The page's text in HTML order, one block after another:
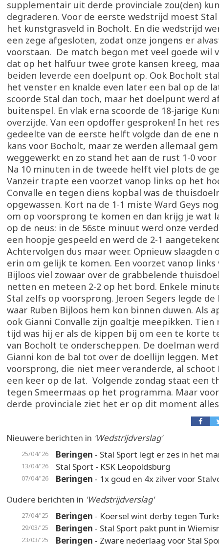
supplementair uit derde provinciale zou(den)
degraderen. Voor de eerste wedstrijd moest
het kunstgrasveld in Bocholt. En die wedstrijd
een zege afgesloten, zodat onze jongens er
voorstaan. De match begon met veel goede wil
dat op het halfuur twee grote kansen kreeg,
beiden leverde een doelpunt op. Ook Bocholt
het venster en knalde even later een bal op de
scoorde Stal dan toch, maar het doelpunt werd
buitenspel. En vlak erna scoorde de 18-jarige
overzijde. Van een opdoffer gesproken! In het
gedeelte van de eerste helft volgde dan de ene
kans voor Bocholt, maar ze werden allemaal
weggewerkt en zo stand het aan de rust 1-0
Na 10 minuten in de tweede helft viel plots de
Vanzeir trapte een voorzet vanop links op het
Convalle en tegen diens kopbal was de
opgewassen. Kort na de 1-1 miste Ward Geys
om op voorsprong te komen en dan krijg je wat
op de neus: in de 56ste minuut werd onze
een hoopje gespeeld en werd de 2-1
Achtervolgen dus maar weer. Opnieuw slaagden
erin om gelijk te komen. Een voorzet vanop links
Bijloos viel zowaar over de grabbelende
netten en meteen 2-2 op het bord. Enkele
Stal zelfs op voorsprong. Jeroen Segers legde
waar Ruben Bijloos hem kon binnen duwen. Als
ook Gianni Convalle zijn goaltje meepikken.
tijd was hij er als de kippen bij om een te korte
van Bocholt te onderscheppen. De doelman
Gianni kon de bal tot over de doellijn leggen.
voorsprong, die niet meer veranderde, al schoot
een keer op de lat. Volgende zondag staat een
tegen Smeermaas op het programma. Maar
derde provinciale ziet het er op dit moment
Nieuwere berichten in 'Wedstrijdverslag'
25/04/'26 Beringen - Stal Sport legt er zes in het
13/04/'26 Stal Sport - KSK Leopoldsburg
07/04/'26 Beringen - 1x goud en 4x zilver voor
Oudere berichten in 'Wedstrijdverslag'
27/04/'25 Beringen - Koersel wint derby tegen
29/03/'25 Beringen - Stal Sport pakt punt in
23/03/'25 Beringen - Zware nederlaag voor Stal